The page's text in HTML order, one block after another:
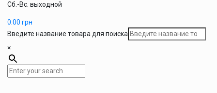
Сб.-Вс. выходной
0.00 грн
Введите название товара для поиска
×